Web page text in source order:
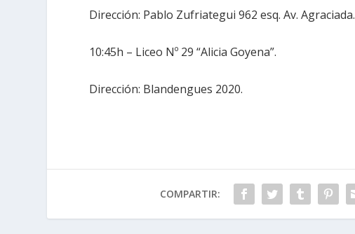
Dirección: Pablo Zufriategui 962 esq. Av. Agraciada.
10:45h – Liceo Nº 29 “Alicia Goyena”.
Dirección: Blandengues 2020.
COMPARTIR: